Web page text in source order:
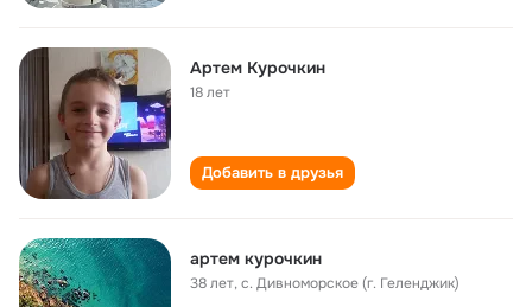
Артем Курочкин
18 лет
Добавить в друзья
артем курочкин
38 лет,с. Дивноморское (г. Геленджик)